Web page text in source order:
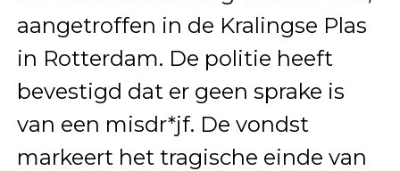
aangetroffen in de Kralingse Plas
in Rotterdam. De politie heeft
bevestigd dat er geen sprake is
van een misdr*jf. De vondst
markeert het tragische einde van